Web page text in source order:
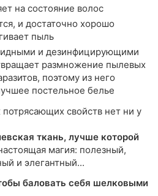
на состояние волос
и достаточно хорошо
пыль
и дезинфицирующими
размножение пылевых
поэтому из него
постельное белье
потрясающих свойств нет ни у
ткань, лучше которой
магия: полезный,
и элегантный...
баловать себя шелковыми